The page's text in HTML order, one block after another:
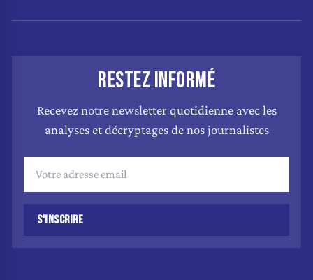
RESTEZ INFORMÉ
Recevez notre newsletter quotidienne avec les
analyses et décryptages de nos journalistes
S'INSCRIRE